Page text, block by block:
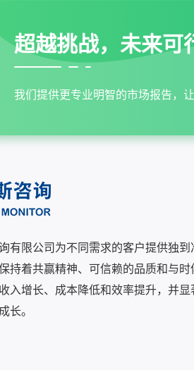
超越挑战，未来可
我们提供更专业明智的市场报告，
有限公司为不同需求的客户提供独
持着共赢精神、可信赖的品质和与
入增长、成本降低和效率提升，并
长。